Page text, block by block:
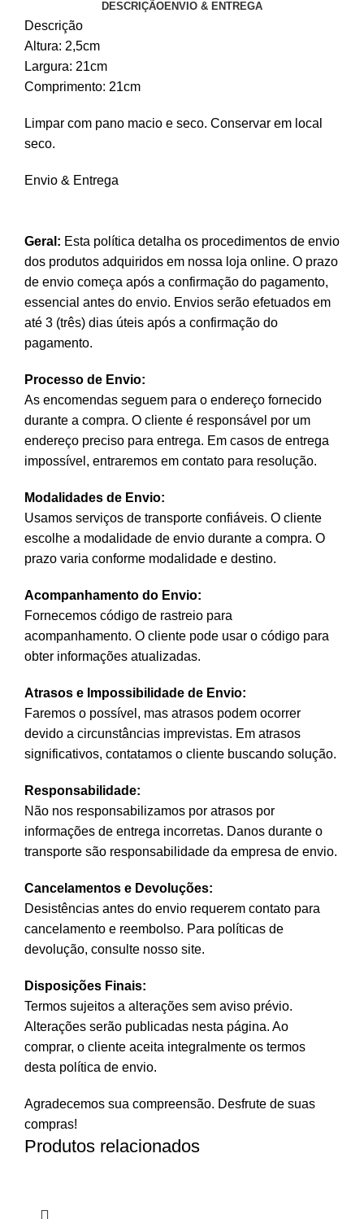
DESCRIÇÃOENVIO & ENTREGA
Descrição
Altura: 2,5cm
Largura: 21cm
Comprimento: 21cm
Limpar com pano macio e seco. Conservar em local
seco.
Envio & Entrega
Geral: Esta política detalha os procedimentos de envio
dos produtos adquiridos em nossa loja online. O prazo
de envio começa após a confirmação do pagamento,
essencial antes do envio. Envios serão efetuados em
até 3 (três) dias úteis após a confirmação do
pagamento.
Processo de Envio:
As encomendas seguem para o endereço fornecido
durante a compra. O cliente é responsável por um
endereço preciso para entrega. Em casos de entrega
impossível, entraremos em contato para resolução.
Modalidades de Envio:
Usamos serviços de transporte confiáveis. O cliente
escolhe a modalidade de envio durante a compra. O
prazo varia conforme modalidade e destino.
Acompanhamento do Envio:
Fornecemos código de rastreio para
acompanhamento. O cliente pode usar o código para
obter informações atualizadas.
Atrasos e Impossibilidade de Envio:
Faremos o possível, mas atrasos podem ocorrer
devido a circunstâncias imprevistas. Em atrasos
significativos, contatamos o cliente buscando solução.
Responsabilidade:
Não nos responsabilizamos por atrasos por
informações de entrega incorretas. Danos durante o
transporte são responsabilidade da empresa de envio.
Cancelamentos e Devoluções:
Desistências antes do envio requerem contato para
cancelamento e reembolso. Para políticas de
devolução, consulte nosso site.
Disposições Finais:
Termos sujeitos a alterações sem aviso prévio.
Alterações serão publicadas nesta página. Ao
comprar, o cliente aceita integralmente os termos
desta política de envio.
Agradecemos sua compreensão. Desfrute de suas
compras!
Produtos relacionados